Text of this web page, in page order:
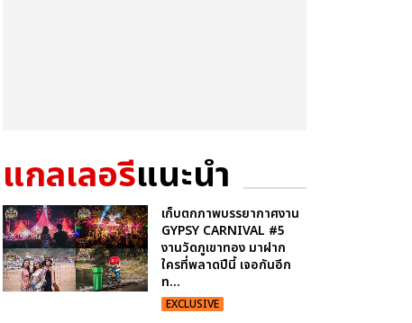
แกลเลอรีแนะนำ
เก็บตกภาพบรรยากาศงาน
GYPSY CARNIVAL #5
งานวัดภูเขาทอง มาฝาก
ใครที่พลาดปีนี้ เจอกันอีก
ท...
EXCLUSIVE